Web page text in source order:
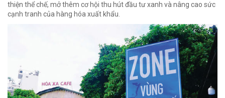
thiện thể chế, mở thêm cơ hội thu hút đầu tư xanh và nâng cao sức
cạnh tranh của hàng hóa xuất khẩu.